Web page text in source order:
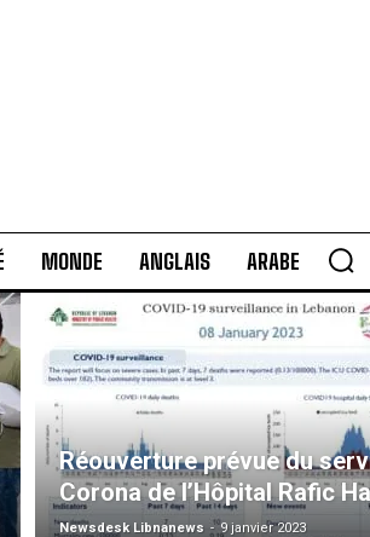
MONDE ANGLAIS ARABE
Réouverture prévue du
Corona de l’Hôpital Rafic
Newsdesk Libnanews - 9 janvier 2023